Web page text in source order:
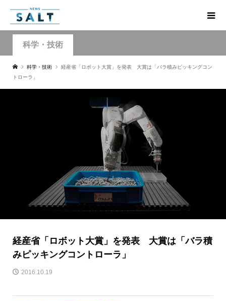
科学・技術
科学・技術
経産省「ロボット大賞」を発表 大賞は「バラ積みピッキングコン
トローラ」
経産省「ロボット大賞」を発表 大賞は「バラ積
みピッキングコントローラ」
2016.10.19